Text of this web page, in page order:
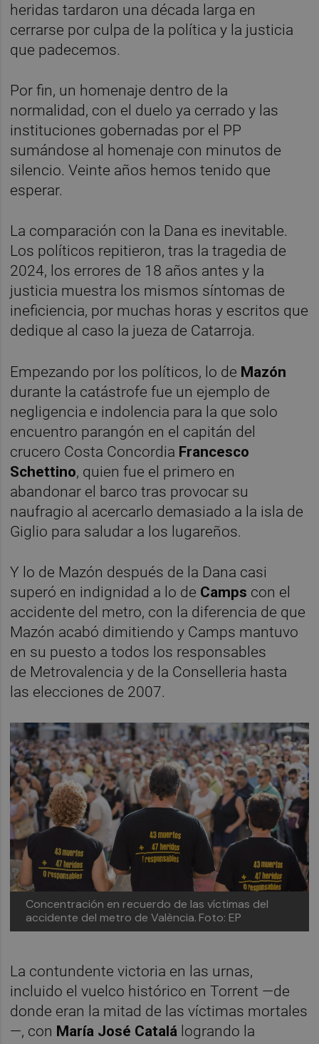
heridas tardaron una década larga en
cerrarse por culpa de la política y la justicia
que padecemos.
Por fin, un homenaje dentro de la
normalidad, con el duelo ya cerrado y las
instituciones gobernadas por el PP
sumándose al homenaje con minutos de
silencio. Veinte años hemos tenido que
esperar.
La comparación con la Dana es inevitable.
Los políticos repitieron, tras la tragedia de
2024, los errores de 18 años antes y la
justicia muestra los mismos síntomas de
ineficiencia, por muchas horas y escritos que
dedique al caso la jueza de Catarroja.
Empezando por los políticos, lo de Mazón
durante la catástrofe fue un ejemplo de
negligencia e indolencia para la que solo
encuentro parangón en el capitán del
crucero Costa Concordia Francesco
Schettino, quien fue el primero en
abandonar el barco tras provocar su
naufragio al acercarlo demasiado a la isla de
Giglio para saludar a los lugareños.
Y lo de Mazón después de la Dana casi
superó en indignidad a lo de Camps con el
accidente del metro, con la diferencia de que
Mazón acabó dimitiendo y Camps mantuvo
en su puesto a todos los responsables
de Metrovalencia y de la Conselleria hasta
las elecciones de 2007.
Concentración en recuerdo de las víctimas del
accidente del metro de València. Foto: EP
La contundente victoria en las urnas,
incluido el vuelco histórico en Torrent —de
donde eran la mitad de las víctimas mortales
—, con María José Catalá logrando la